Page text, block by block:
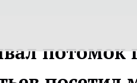
потомок